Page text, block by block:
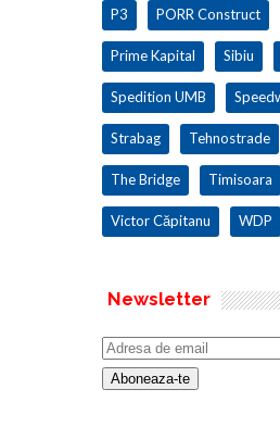
P3 PORR Construct
Prime Kapital Sibiu
Spedition UMB
Strabag Tehnostrade
The Bridge Timisoara
Victor Căpitanu WDP
Newsletter